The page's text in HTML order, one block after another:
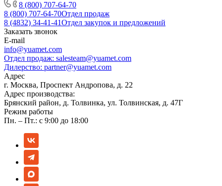
8 (800) 707-64-70
8 (800) 707-64-70Отдел продаж
8 (4832) 34-41-41Отдел закупок и предложений
Заказать звонок
E-mail
info@yuamet.com
Отдел продаж: salesteam@yuamet.com
Дилерство: partner@yuamet.com
Адрес
г. Москва, Проспект Андропова, д. 22
Адрес производства:
Брянский район, д. Толвинка, ул. Толвинская, д. 47Г
Режим работы
Пн. – Пт.: с 9:00 до 18:00